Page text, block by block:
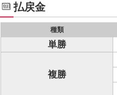
払戻金
種類
単勝
複勝